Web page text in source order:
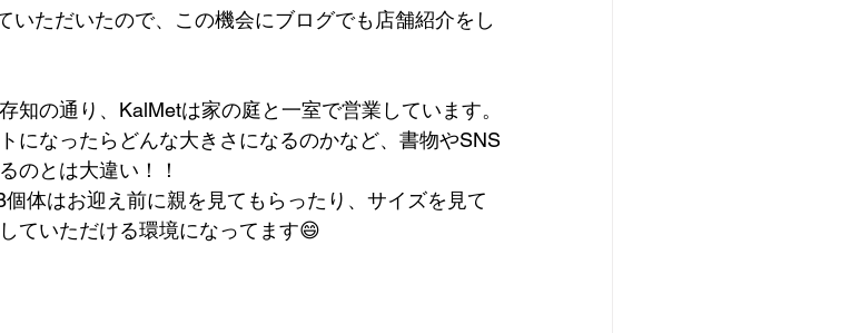
いただいたので、この機会にブログでも店舗紹介をし
知の通り、KalMetは家の庭と一室で営業しています。
になったらどんな大きさになるのかなど、書物やSNS
のとは大違い！！
体はお迎え前に親を見てもらったり、サイズを見て
ていただける環境になってます😄